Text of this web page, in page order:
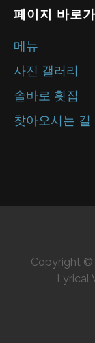
페이지 바로가
메뉴
사진 갤러리
솔바로 횟집
찾아오시는 길
Copyright ©
Lyrical